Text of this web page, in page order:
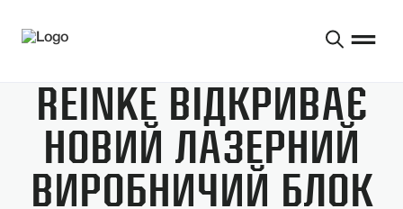
REINKE ВІДКРИВАЄ
НОВИЙ ЛАЗЕРНИЙ
ВИРОБНИЧИЙ БЛОК